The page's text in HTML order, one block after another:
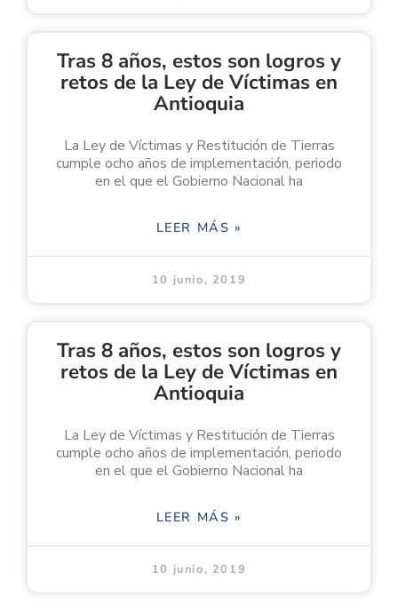
Tras 8 años, estos son logros y
retos de la Ley de Víctimas en
Antioquia
La Ley de Víctimas y Restitución de Tierras
cumple ocho años de implementación, periodo
en el que el Gobierno Nacional ha
LEER MÁS »
10 junio, 2019
Tras 8 años, estos son logros y
retos de la Ley de Víctimas en
Antioquia
La Ley de Víctimas y Restitución de Tierras
cumple ocho años de implementación, periodo
en el que el Gobierno Nacional ha
LEER MÁS »
10 junio, 2019